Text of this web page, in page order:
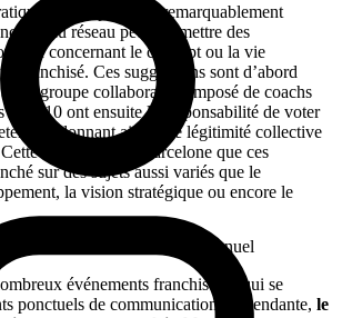
mis en place est remarquablement
du réseau peut soumettre des
concernant le concept ou la vie
franchisé. Ces suggestions sont d’abord
groupe collaboratif composé de coachs
du G10 ont ensuite la responsabilité de voter
donnant ainsi une légitimité collective
année, c’est à Barcelone que ces
sur des sujets aussi variés que le
la vision stratégique ou encore le
le cadre du séminaire annuel
événements franchiseurs qui se
ponctuels de communication descendante, le